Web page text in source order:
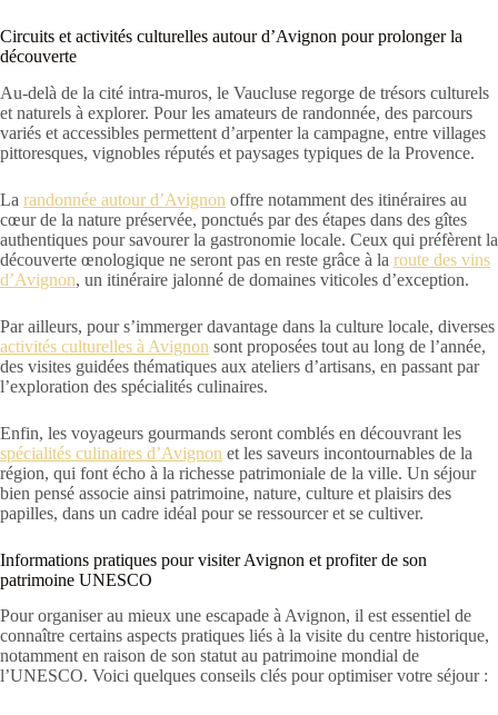
Circuits et activités culturelles autour d’Avignon pour prolonger la
découverte
Au-delà de la cité intra-muros, le Vaucluse regorge de trésors culturels
et naturels à explorer. Pour les amateurs de randonnée, des parcours
variés et accessibles permettent d’arpenter la campagne, entre villages
pittoresques, vignobles réputés et paysages typiques de la Provence.
La randonnée autour d’Avignon offre notamment des itinéraires au
cœur de la nature préservée, ponctués par des étapes dans des gîtes
authentiques pour savourer la gastronomie locale. Ceux qui préfèrent la
découverte œnologique ne seront pas en reste grâce à la route des vins
d’Avignon, un itinéraire jalonné de domaines viticoles d’exception.
Par ailleurs, pour s’immerger davantage dans la culture locale, diverses
activités culturelles à Avignon sont proposées tout au long de l’année,
des visites guidées thématiques aux ateliers d’artisans, en passant par
l’exploration des spécialités culinaires.
Enfin, les voyageurs gourmands seront comblés en découvrant les
spécialités culinaires d’Avignon et les saveurs incontournables de la
région, qui font écho à la richesse patrimoniale de la ville. Un séjour
bien pensé associe ainsi patrimoine, nature, culture et plaisirs des
papilles, dans un cadre idéal pour se ressourcer et se cultiver.
Informations pratiques pour visiter Avignon et profiter de son
patrimoine UNESCO
Pour organiser au mieux une escapade à Avignon, il est essentiel de
connaître certains aspects pratiques liés à la visite du centre historique,
notamment en raison de son statut au patrimoine mondial de
l’UNESCO. Voici quelques conseils clés pour optimiser votre séjour :